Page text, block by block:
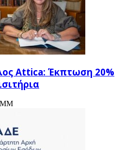
Attica: Έκπτωση 20%
ΜΜ